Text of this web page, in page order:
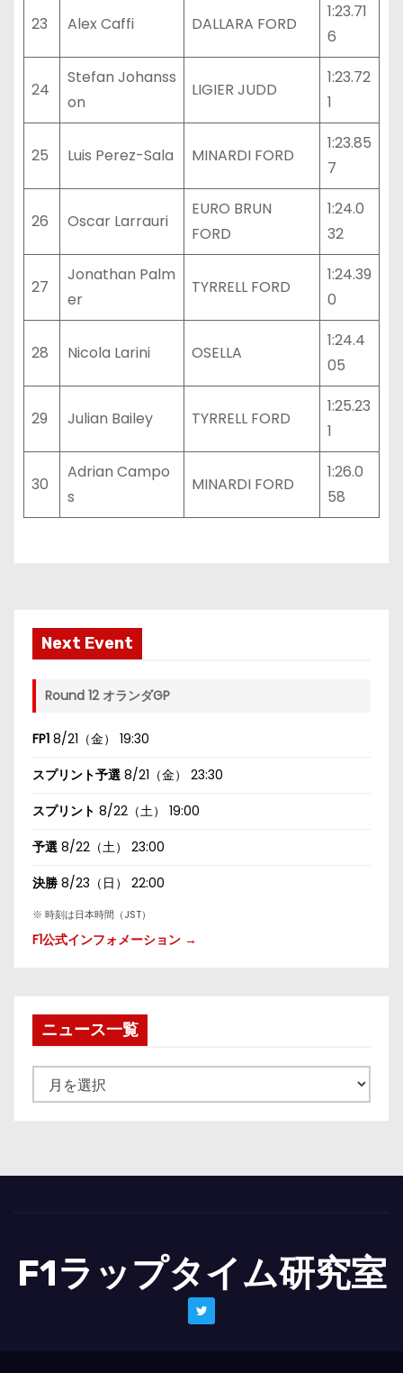
23 Alex Caffi DALLARA FORD
1:23.71
6
24
Stefan Johanss
on
LIGIER JUDD
1:23.72
1
25 Luis Perez-Sala MINARDI FORD
1:23.85
7
26 Oscar Larrauri
EURO BRUN
FORD
1:24.0
32
27
Jonathan Palm
er
TYRRELL FORD
1:24.39
0
28 Nicola Larini OSELLA
1:24.4
05
29 Julian Bailey TYRRELL FORD
1:25.23
1
30
Adrian Campo
s
MINARDI FORD
1:26.0
58
Next Event
Round 12 オランダGP
FP1 8/21（金） 19:30
スプリント予選 8/21（金） 23:30
スプリント 8/22（土） 19:00
予選 8/22（土） 23:00
決勝 8/23（日） 22:00
※ 時刻は日本時間（JST）
F1公式インフォメーション →
ニュース一覧
ュ
一
F1ラップタイム研究室